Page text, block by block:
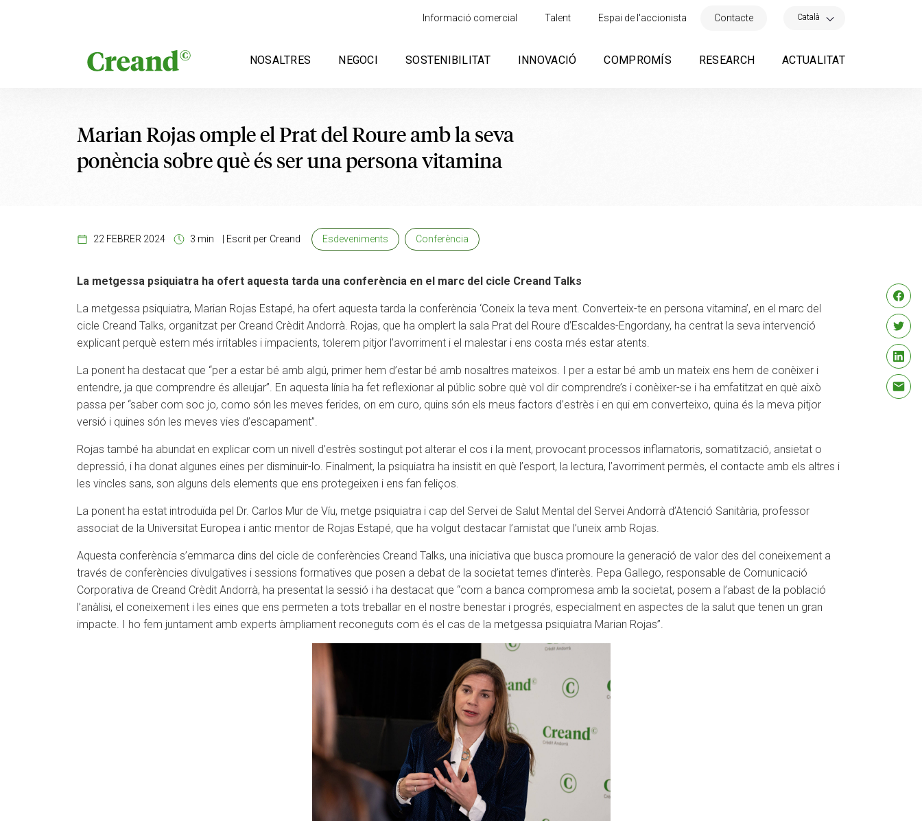
Informació comercial Talent Espai de l'accionista Contacte Català
NOSALTRES NEGOCI SOSTENIBILITAT INNOVACIÓ COMPROMÍS RESEARCH ACTUALITAT
Marian Rojas omple el Prat del Roure amb la seva
ponència sobre què és ser una persona vitamina
22 FEBRER 2024 3 min Escrit per Creand Esdeveniments Conferència
La metgessa psiquiatra ha ofert aquesta tarda una conferència en el marc del cicle Creand Talks
La metgessa psiquiatra, Marian Rojas Estapé, ha ofert aquesta tarda la conferència ‘Coneix la teva ment. Converteix-te en persona vitamina’, en el marc del
cicle Creand Talks, organitzat per Creand Crèdit Andorrà. Rojas, que ha omplert la sala Prat del Roure d’Escaldes-Engordany, ha centrat la seva intervenció
explicant perquè estem més irritables i impacients, tolerem pitjor l’avorriment i el malestar i ens costa més estar atents.
La ponent ha destacat que “per a estar bé amb algú, primer hem d’estar bé amb nosaltres mateixos. I per a estar bé amb un mateix ens hem de conèixer i
entendre, ja que comprendre és alleujar”. En aquesta línia ha fet reflexionar al públic sobre què vol dir comprendre’s i conèixer-se i ha emfatitzat en què això
passa per “saber com soc jo, como són les meves ferides, on em curo, quins són els meus factors d’estrès i en qui em converteixo, quina és la meva pitjor
versió i quines són les meves vies d’escapament”.
Rojas també ha abundat en explicar com un nivell d’estrès sostingut pot alterar el cos i la ment, provocant processos inflamatoris, somatització, ansietat o
depressió, i ha donat algunes eines per disminuir-lo. Finalment, la psiquiatra ha insistit en què l’esport, la lectura, l’avorriment permès, el contacte amb els altres i
les vincles sans, son alguns dels elements que ens protegeixen i ens fan feliços.
La ponent ha estat introduïda pel Dr. Carlos Mur de Víu, metge psiquiatra i cap del Servei de Salut Mental del Servei Andorrà d’Atenció Sanitària, professor
associat de la Universitat Europea i antic mentor de Rojas Estapé, que ha volgut destacar l’amistat que l’uneix amb Rojas.
Aquesta conferència s’emmarca dins del cicle de conferències Creand Talks, una iniciativa que busca promoure la generació de valor des del coneixement a
través de conferències divulgatives i sessions formatives que posen a debat de la societat temes d’interès. Pepa Gallego, responsable de Comunicació
Corporativa de Creand Crèdit Andorrà, ha presentat la sessió i ha destacat que “com a banca compromesa amb la societat, posem a l’abast de la població
l’anàlisi, el coneixement i les eines que ens permeten a tots treballar en el nostre benestar i progrés, especialment en aspectes de la salut que tenen un gran
impacte. I ho fem juntament amb experts àmpliament reconeguts com és el cas de la metgessa psiquiatra Marian Rojas”.